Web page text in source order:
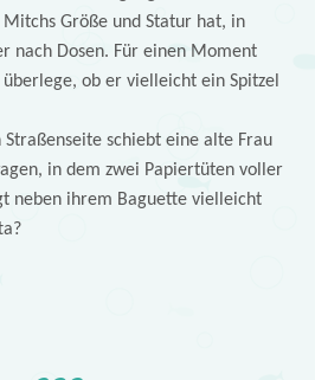
Größe und Statur hat, in
nach Dosen. Für einen Moment
ob er vielleicht ein Spitzel
schiebt eine alte Frau
in dem zwei Papiertüten voller
neben ihrem Baguette vielleicht